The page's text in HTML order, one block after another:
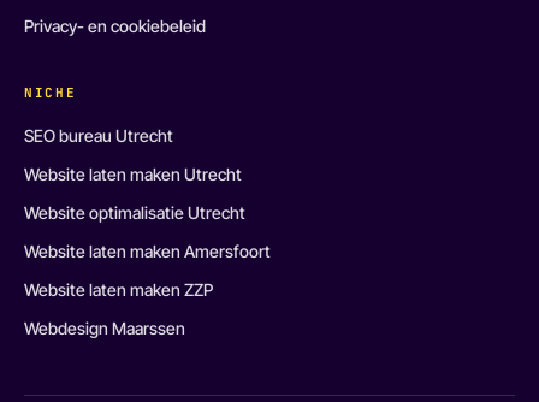
Privacy- en cookiebeleid
NICHE
SEO bureau Utrecht
Website laten maken Utrecht
Website optimalisatie Utrecht
Website laten maken Amersfoort
Website laten maken ZZP
Webdesign Maarssen